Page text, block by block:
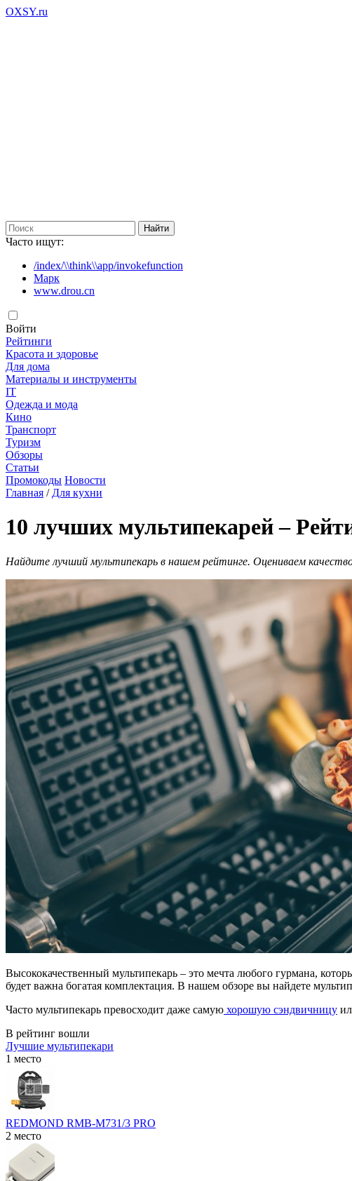
OXSY.ru
Часто ищут:
/index/\\think\\app/invokefunction
Марк
www.drou.cn
Войти
Рейтинги
Красота и здоровье
Для дома
Материалы и инструменты
IT
Одежда и мода
Кино
Транспорт
Туризм
Обзоры
Статьи
Промокоды Новости
Главная / Для кухни
10 лучших мультипекарей –
Найдите лучший мультипекарь в нашем рейтинге. Оцениваем
Высококачественный мультипекарь – это мечта любого гурмана,
будет важна богатая комплектация. В нашем обзоре вы найдете
Часто мультипекарь превосходит даже самую хорошую сэндвичницу
В рейтинг вошли
Лучшие мультипекари
1 место
REDMOND RMB-M731/3 PRO
2 место